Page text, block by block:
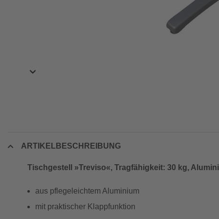
ARTIKELBESCHREIBUNG
Tischgestell »Treviso«, Tragfähigkeit: 30 kg,
aus pflegeleichtem Aluminium
mit praktischer Klappfunktion